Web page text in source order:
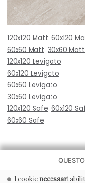
120x120 Matt 60x120
60x60 Matt 30x60 Matt
120x120 Levigato
60x120 Levigato
60x60 Levigato
30x60 Levigato
120x120 Safe 60x120
60x60 Safe
I cookie necessari